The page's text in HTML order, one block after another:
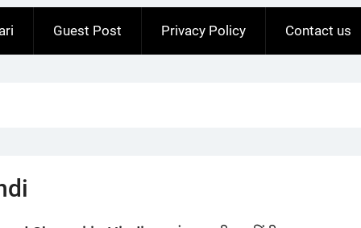
Guest Post Privacy Policy Contact us